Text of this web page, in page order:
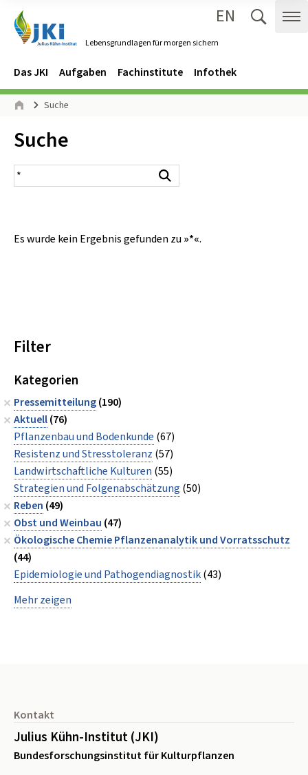
Lebensgrundlagen für morgen sichern
EN
Navigation
Hauptmenü
Das JKI Aufgaben Fachinstitute Infothek
Seitenpfad
Suche
Inhalt:
Suche
Suchergebnis
Es wurde kein Ergebnis gefunden zu »*«.
Filter
Kategorien
Pressemitteilung(190)
Aktuell(76)
Pflanzenbau und Bodenkunde (67)
Resistenz und Stresstoleranz (57)
Landwirtschaftliche Kulturen (55)
Strategien und Folgenabschätzung (50)
Reben (49)
Obst und Weinbau (47)
Ökologische Chemie Pflanzenanalytik und Vorratsschutz
(44)
Epidemiologie und Pathogendiagnostik(43)
Mehr zeigen
Kontakt
Julius Kühn-Institut (JKI)
Bundesforschungsinstitut für Kulturpflanzen